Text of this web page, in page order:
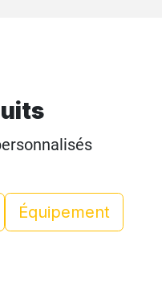
Équipement